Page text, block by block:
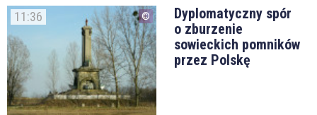
11:36
Dyplomatyczny spór
o zburzenie
sowieckich pomników
przez Polskę